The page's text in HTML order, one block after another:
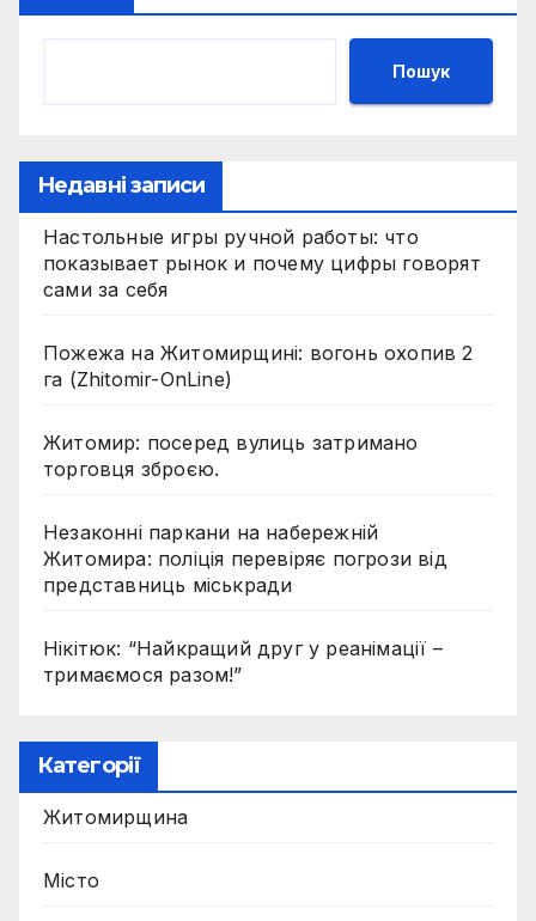
Пошук
Недавні записи
Настольные игры ручной работы: что
показывает рынок и почему цифры говорят
сами за себя
Пожежа на Житомирщині: вогонь охопив 2
га (Zhitomir-OnLine)
Житомир: посеред вулиць затримано
торговця зброєю.
Незаконні паркани на набережній
Житомира: поліція перевіряє погрози від
представниць міськради
Нікітюк: “Найкращий друг у реанімації –
тримаємося разом!”
Категорії
Житомирщина
Місто